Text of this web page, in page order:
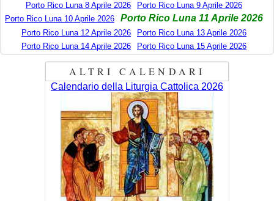
Porto Rico Luna 8 Aprile 2026
Porto Rico Luna 9 Aprile 2026
Porto Rico Luna 10 Aprile 2026
Porto Rico Luna 11 Aprile 2026
Porto Rico Luna 12 Aprile 2026
Porto Rico Luna 13 Aprile 2026
Porto Rico Luna 14 Aprile 2026
Porto Rico Luna 15 Aprile 2026
ALTRI CALENDARI
Calendario della Liturgia Cattolica 2026